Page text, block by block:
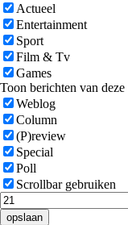
Actueel
Entertainment
Sport
Film & Tv
Games
Toon berichten van deze
Weblog
Column
(P)review
Special
Poll
Scrollbar gebruiken
opslaan